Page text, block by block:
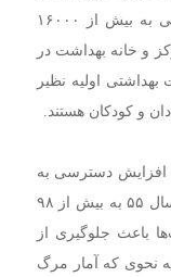
سال ۱۳۷۹، تعداد خانه‌های بهداشت روستایی به بیش از ۱۶۰۰۰
هزار واحد مرکز و خانه بهداشت در
اولیه نظیر
و کودکان هستند.
افزایش دسترسی به
خدمات سلامت در روستاها از ۲۰ درصد در سال ۵۵ به بیش از ۹۸
باعث جلوگیری از
نحوی که آمار مرگ